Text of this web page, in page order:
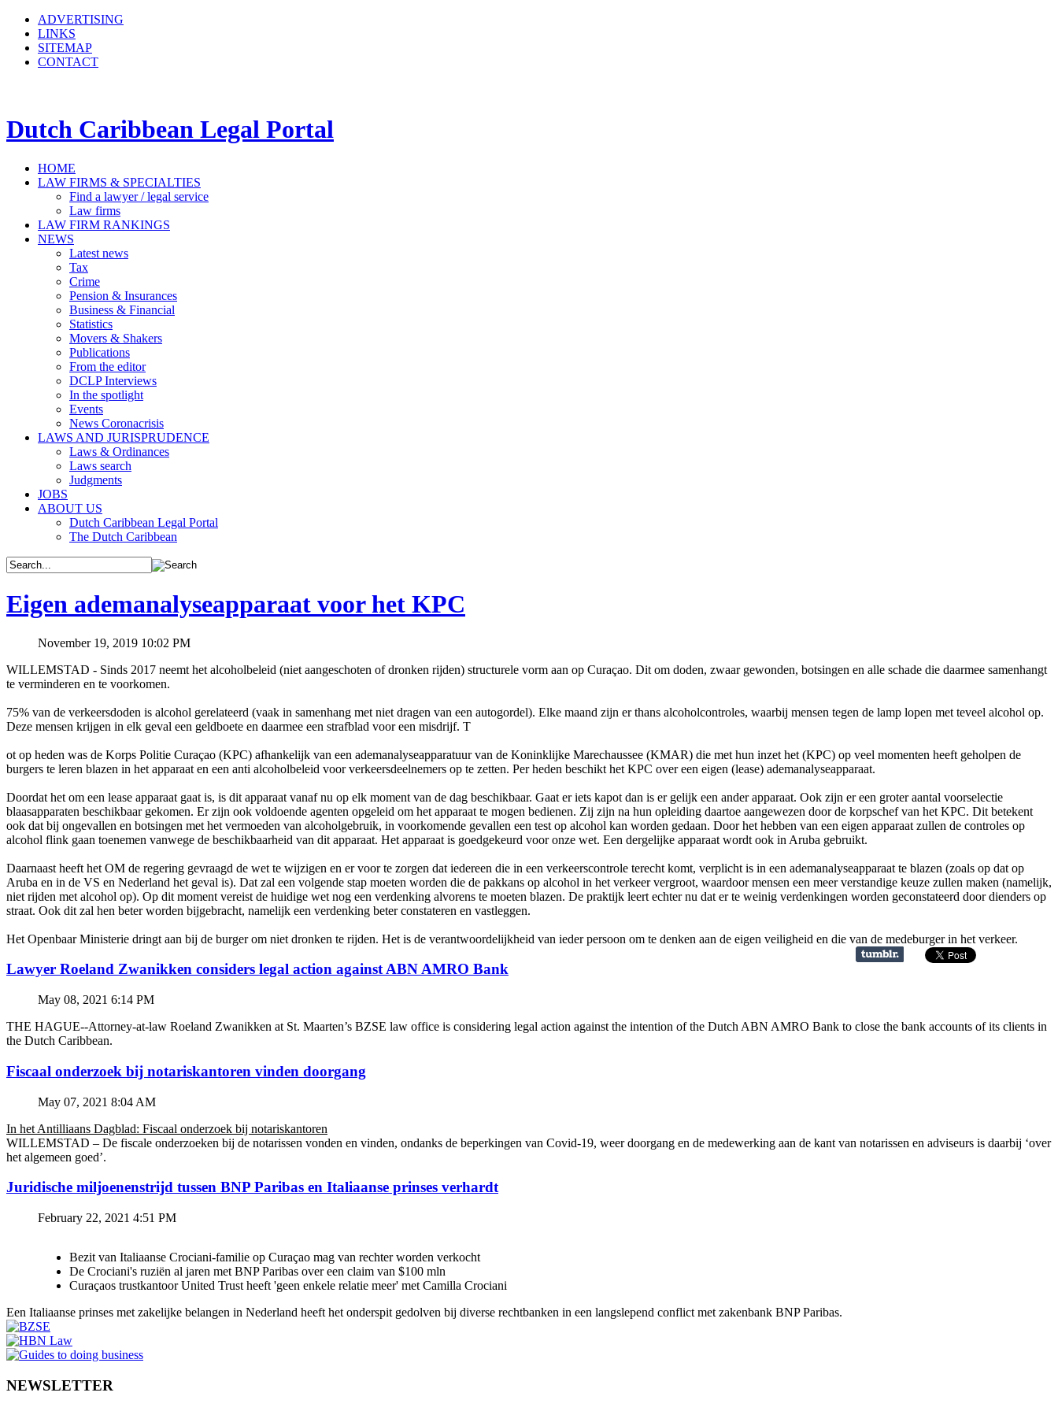
ADVERTISING
LINKS
SITEMAP
CONTACT
Dutch Caribbean Legal Portal
HOME
LAW FIRMS & SPECIALTIES
Find a lawyer / legal service
Law firms
LAW FIRM RANKINGS
NEWS
Latest news
Tax
Crime
Pension & Insurances
Business & Financial
Statistics
Movers & Shakers
Publications
From the editor
DCLP Interviews
In the spotlight
Events
News Coronacrisis
LAWS AND JURISPRUDENCE
Laws & Ordinances
Laws search
Judgments
JOBS
ABOUT US
Dutch Caribbean Legal Portal
The Dutch Caribbean
Eigen ademanalyseapparaat voor het KPC
November 19, 2019 10:02 PM
WILLEMSTAD - Sinds 2017 neemt het alcoholbeleid (niet aangeschoten of dronken rijden) structurele vorm aan op Curaçao. Dit om doden, zwaar gewonden, botsingen en alle schade die daarmee samenhangt
te verminderen en te voorkomen.
75% van de verkeersdoden is alcohol gerelateerd (vaak in samenhang met niet dragen van een autogordel). Elke maand zijn er thans alcoholcontroles, waarbij mensen tegen de lamp lopen met teveel alcohol op.
Deze mensen krijgen in elk geval een geldboete en daarmee een strafblad voor een misdrijf. T
ot op heden was de Korps Politie Curaçao (KPC) afhankelijk van een ademanalyseapparatuur van de Koninklijke Marechaussee (KMAR) die met hun inzet het (KPC) op veel momenten heeft geholpen de
burgers te leren blazen in het apparaat en een anti alcoholbeleid voor verkeersdeelnemers op te zetten. Per heden beschikt het KPC over een eigen (lease) ademanalyseapparaat.
Doordat het om een lease apparaat gaat is, is dit apparaat vanaf nu op elk moment van de dag beschikbaar. Gaat er iets kapot dan is er gelijk een ander apparaat. Ook zijn er een groter aantal voorselectie
blaasapparaten beschikbaar gekomen. Er zijn ook voldoende agenten opgeleid om het apparaat te mogen bedienen. Zij zijn na hun opleiding daartoe aangewezen door de korpschef van het KPC. Dit betekent
ook dat bij ongevallen en botsingen met het vermoeden van alcoholgebruik, in voorkomende gevallen een test op alcohol kan worden gedaan. Door het hebben van een eigen apparaat zullen de controles op
alcohol flink gaan toenemen vanwege de beschikbaarheid van dit apparaat. Het apparaat is goedgekeurd voor onze wet. Een dergelijke apparaat wordt ook in Aruba gebruikt.
Daarnaast heeft het OM de regering gevraagd de wet te wijzigen en er voor te zorgen dat iedereen die in een verkeerscontrole terecht komt, verplicht is in een ademanalyseapparaat te blazen (zoals op dat op
Aruba en in de VS en Nederland het geval is). Dat zal een volgende stap moeten worden die de pakkans op alcohol in het verkeer vergroot, waardoor mensen een meer verstandige keuze zullen maken (namelijk,
niet rijden met alcohol op). Op dit moment vereist de huidige wet nog een verdenking alvorens te moeten blazen. De praktijk leert echter nu dat er te weinig verdenkingen worden geconstateerd door dienders op
straat. Ook dit zal hen beter worden bijgebracht, namelijk een verdenking beter constateren en vastleggen.
Het Openbaar Ministerie dringt aan bij de burger om niet dronken te rijden. Het is de verantwoordelijkheid van ieder persoon om te denken aan de eigen veiligheid en die van de medeburger in het verkeer.
Lawyer Roeland Zwanikken considers legal action against ABN AMRO Bank
May 08, 2021 6:14 PM
THE HAGUE--Attorney-at-law Roeland Zwanikken at St. Maarten’s BZSE law office is considering legal action against the intention of the Dutch ABN AMRO Bank to close the bank accounts of its clients in
the Dutch Caribbean.
Fiscaal onderzoek bij notariskantoren vinden doorgang
May 07, 2021 8:04 AM
In het Antilliaans Dagblad: Fiscaal onderzoek bij notariskantoren
WILLEMSTAD – De fiscale onderzoeken bij de notarissen vonden en vinden, ondanks de beperkingen van Covid-19, weer doorgang en de medewerking aan de kant van notarissen en adviseurs is daarbij ‘over
het algemeen goed’.
Juridische miljoenenstrijd tussen BNP Paribas en Italiaanse prinses verhardt
February 22, 2021 4:51 PM
Bezit van Italiaanse Crociani-familie op Curaçao mag van rechter worden verkocht
De Crociani's ruziën al jaren met BNP Paribas over een claim van $100 mln
Curaçaos trustkantoor United Trust heeft 'geen enkele relatie meer' met Camilla Crociani
Een Italiaanse prinses met zakelijke belangen in Nederland heeft het onderspit gedolven bij diverse rechtbanken in een langslepend conflict met zakenbank BNP Paribas.
NEWSLETTER